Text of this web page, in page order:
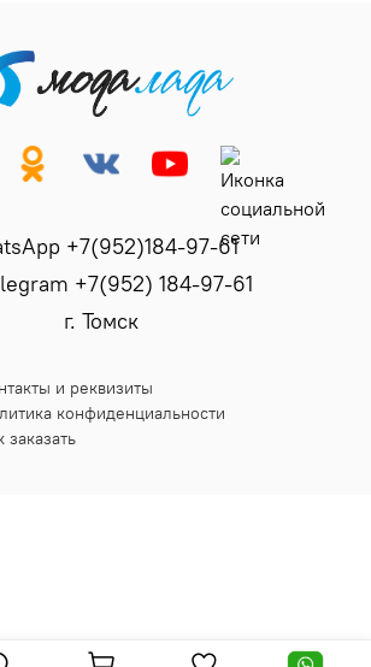
+7(952)184-97-61
+7(952) 184-97-61
г. Томск
и реквизиты
конфиденциальности
заказать